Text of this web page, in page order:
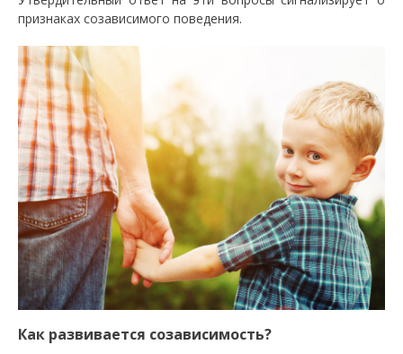
признаках созависимого поведения.
Как развивается созависимость?